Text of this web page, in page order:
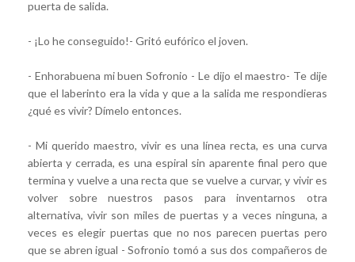
puerta de salida.
- ¡Lo he conseguido!- Gritó eufórico el joven.
- Enhorabuena mi buen Sofronio - Le dijo el maestro- Te dije
que el laberinto era la vida y que a la salida me respondieras
¿qué es vivir? Dímelo entonces.
- Mi querido maestro, vivir es una línea recta, es una curva
abierta y cerrada, es una espiral sin aparente final pero que
termina y vuelve a una recta que se vuelve a curvar, y vivir es
volver sobre nuestros pasos para inventarnos otra
alternativa, vivir son miles de puertas y a veces ninguna, a
veces es elegir puertas que no nos parecen puertas pero
que se abren igual - Sofronio tomó a sus dos compañeros de